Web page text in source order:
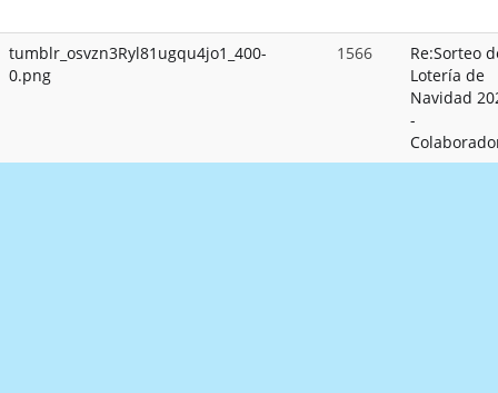
tumblr_osvzn3Ryl81ugqu4jo1_400-
0.png
1566
Re:Sorteo
Lotería de
Navidad
-